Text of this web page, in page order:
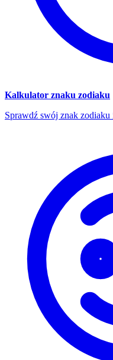
Kalkulator znaku zodiaku
Sprawdź swój znak zodiaku